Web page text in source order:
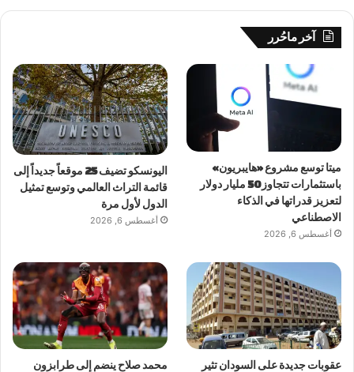
آخر ماحُرر
ميتا توسع مشروع «هايبريون»
باستثمارات تتجاوز 50 مليار دولار
لتعزيز قدراتها في الذكاء
الاصطناعي
أغسطس 6, 2026
اليونسكو تضيف 25 موقعاً جديداً إلى
قائمة التراث العالمي وتوسع تمثيل
الدول لأول مرة
أغسطس 6, 2026
عقوبات جديدة على السودان تثير
محمد صلاح ينضم إلى طرابزون